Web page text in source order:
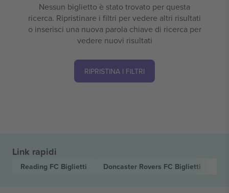
Nessun biglietto è stato trovato per questa
ricerca. Ripristinare i filtri per vedere altri risultati
o inserisci una nuova parola chiave di ricerca per
vedere nuovi risultati
RIPRISTINA I FILTRI
Link rapidi
Reading FC Biglietti Doncaster Rovers FC Biglietti